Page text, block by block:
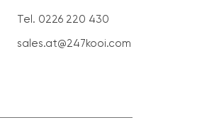
Tel. 0226 220 430
sales.at@247kooi.com